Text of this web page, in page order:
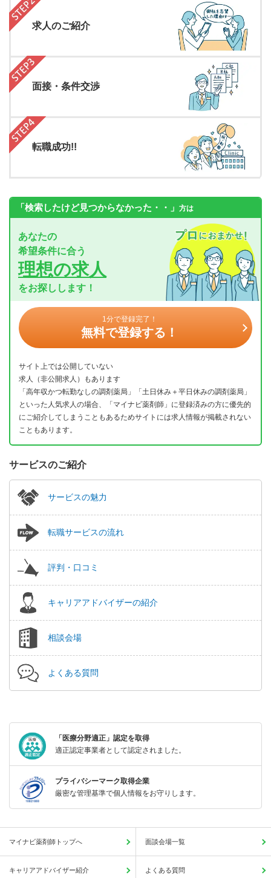
求人のご紹介
面接・条件交渉
転職成功!!
「検索したけど見つからなかった・・」 方は
あなたの
希望条件に合う
理想の求人
をお探しします！
1分で登録完了！
無料で登録する！
サイト上では公開していない
求人（非公開求人）もあります
「高年収かつ転勤なしの調剤薬局」「土日休み＋平日休みの調剤薬局」
といった人気求人の場合、「マイナビ薬剤師」に登録済みの方に優先的
にご紹介してしまうこともあるためサイトには求人情報が掲載されない
こともあります。
サービスのご紹介
サービスの魅力
転職サービスの流れ
評判・口コミ
キャリアアドバイザーの紹介
相談会場
よくある質問
「医療分野適正」認定を取得
適正認定事業者として認定されました。
プライバシーマーク取得企業
厳密な管理基準で個人情報をお守りします。
マイナビ薬剤師トップへ 面談会場一覧
キャリアアドバイザー紹介 よくある質問